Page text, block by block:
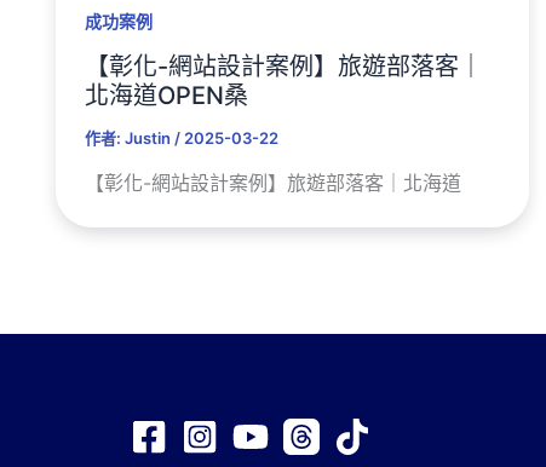
成功案例
【彰化-網站設計案例】旅遊部落客｜
北海道OPEN桑
作者: Justin / 2025-03-22
【彰化-網站設計案例】旅遊部落客｜北海道